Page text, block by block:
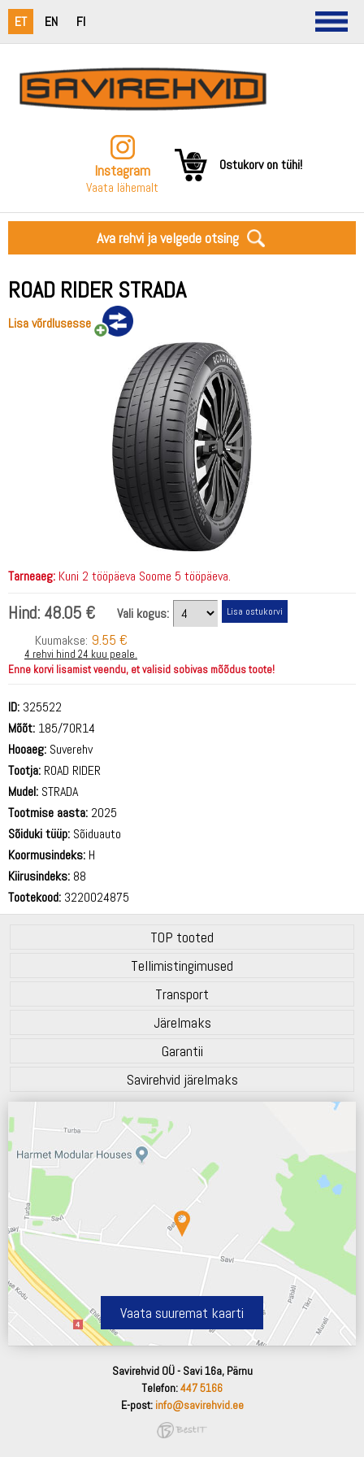
ET EN FI
Instagram
Vaata lähemalt
Ostukorv on tühi!
Ava rehvi ja velgede otsing
ROAD RIDER STRADA
Lisa võrdlusesse
Tarneaeg: Kuni 2 tööpäeva Soome 5 tööpäeva.
Hind: 48.05 €
Vali kogus:
Kuumakse: 9.55 €
4 rehvi hind 24 kuu peale.
Enne korvi lisamist veendu, et valisid sobivas mõõdus toote!
ID: 325522
Mõõt: 185/70R14
Hooaeg: Suverehv
Tootja: ROAD RIDER
Mudel: STRADA
Tootmise aasta: 2025
Sõiduki tüüp: Sõiduauto
Koormusindeks: H
Kiirusindeks: 88
Tootekood: 3220024875
TOP tooted
Tellimistingimused
Transport
Järelmaks
Garantii
Savirehvid järelmaks
Vaata suuremat kaarti
Savirehvid OÜ - Savi 16a, Pärnu
Telefon:447 5166
E-post: info@savirehvid.ee